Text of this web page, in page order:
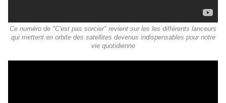
Ce numéro de "C'est pas sorcier" revient sur les les différents lanceurs
qui mettent en orbite des satellites devenus indispensables pour notre
vie quotidienne